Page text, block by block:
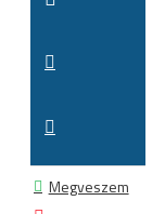
Megveszem